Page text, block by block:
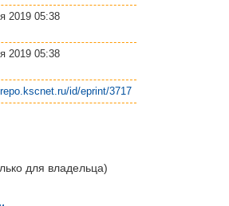
2019 05:38
2019 05:38
id/eprint/3717
для владельца)